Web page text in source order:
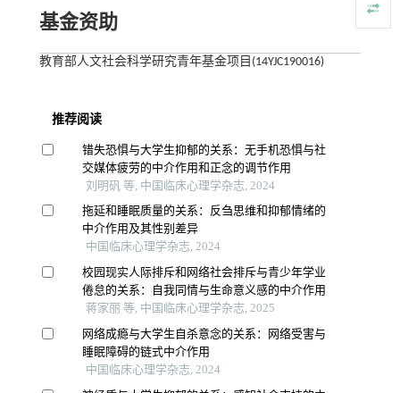
基金资助
教育部人文社会科学研究青年基金项目(14YJC190016)